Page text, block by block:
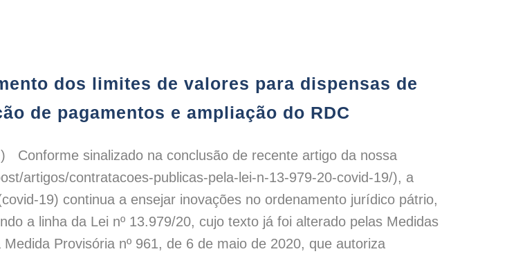
dos limites de valores para dispensas de
de pagamentos e ampliação do RDC
Conforme sinalizado na conclusão de recente artigo da nossa
artigos/contratacoes-publicas-pela-lei-n-13-979-20-covid-19/), a
19) continua a ensejar inovações no ordenamento jurídico pátrio,
a linha da Lei nº 13.979/20, cujo texto já foi alterado pelas Medidas
Provisória nº 961, de 6 de maio de 2020, que autoriza